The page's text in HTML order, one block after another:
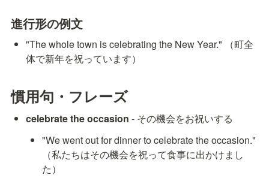
進行形の例文
"The whole town is celebrating the New Year." （町全
体で新年を祝っています）
慣用句・フレーズ
celebrate the occasion - その機会をお祝いする
"We went out for dinner to celebrate the occasion."
（私たちはその機会を祝って食事に出かけまし
た）